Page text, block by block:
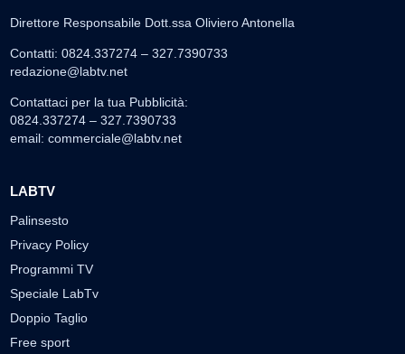
Direttore Responsabile Dott.ssa Oliviero Antonella
Contatti: 0824.337274 – 327.7390733
redazione@labtv.net
Contattaci per la tua Pubblicità:
0824.337274 – 327.7390733
email: commerciale@labtv.net
LABTV
Palinsesto
Privacy Policy
Programmi TV
Speciale LabTv
Doppio Taglio
Free sport